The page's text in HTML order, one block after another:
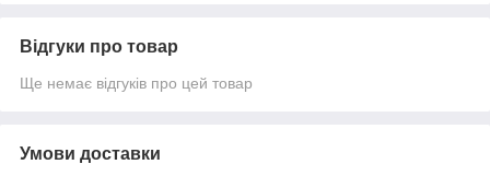
Відгуки про товар
Ще немає відгуків про цей товар
Умови доставки